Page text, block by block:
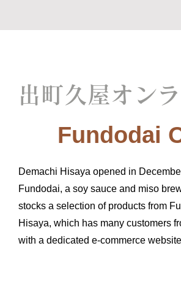
出町久屋オン
​Fundodai
Demachi Hisaya opened in
Fundodai, a soy sauce and miso
stocks a selection of products from
Hisaya, which has many customers
with a dedicated e-commerce